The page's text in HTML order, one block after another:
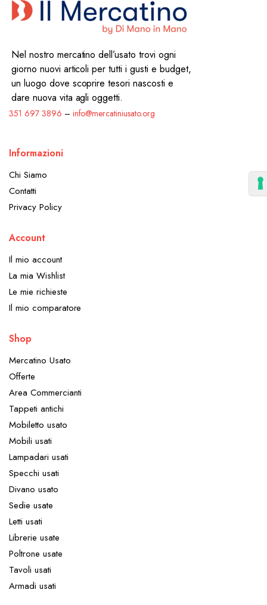
Nel nostro mercatino dell’usato trovi ogni
giorno nuovi articoli per tutti i gusti e budget,
un luogo dove scoprire tesori nascosti e
dare nuova vita agli oggetti.
351 697 3896 – info@mercatiniusato.org
Informazioni
Chi Siamo
Contatti
Privacy Policy
Account
Il mio account
La mia Wishlist
Le mie richieste
Il mio comparatore
Shop
Mercatino Usato
Offerte
Area Commercianti
Tappeti antichi
Mobiletto usato
Mobili usati
Lampadari usati
Specchi usati
Divano usato
Sedie usate
Letti usati
Librerie usate
Poltrone usate
Tavoli usati
Armadi usati